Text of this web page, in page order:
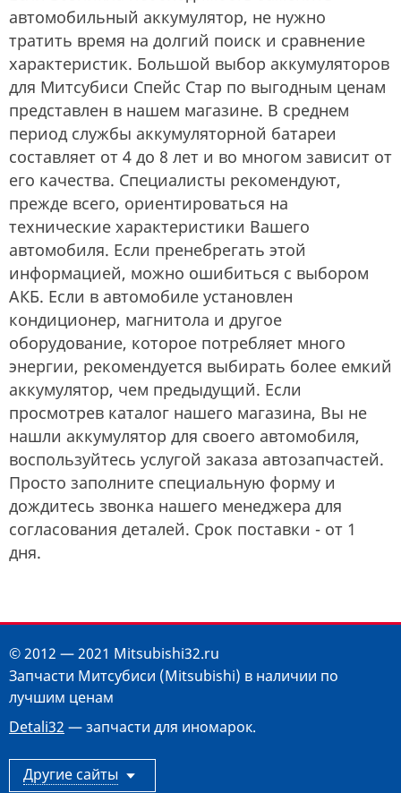
автомобильный аккумулятор, не нужно
тратить время на долгий поиск и сравнение
характеристик. Большой выбор аккумуляторов
для Митсубиси Спейс Стар по выгодным ценам
представлен в нашем магазине. В среднем
период службы аккумуляторной батареи
составляет от 4 до 8 лет и во многом зависит от
его качества. Специалисты рекомендуют,
прежде всего, ориентироваться на
технические характеристики Вашего
автомобиля. Если пренебрегать этой
информацией, можно ошибиться с выбором
АКБ. Если в автомобиле установлен
кондиционер, магнитола и другое
оборудование, которое потребляет много
энергии, рекомендуется выбирать более емкий
аккумулятор, чем предыдущий. Если
просмотрев каталог нашего магазина, Вы не
нашли аккумулятор для своего автомобиля,
воспользуйтесь услугой заказа автозапчастей.
Просто заполните специальную форму и
дождитесь звонка нашего менеджера для
согласования деталей. Срок поставки - от 1
дня.
© 2012 — 2021 Mitsubishi32.ru
Запчасти Митсубиси (Mitsubishi) в наличии по
лучшим ценам
Detali32 — запчасти для иномарок.
Другие сайты